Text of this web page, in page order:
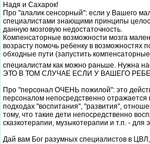
Надя и Сахарок!
Про "алалик сенсорный": если у Вашего
специалистами знающими принципы
данную мозговую недостаточность.
Компенсаторные возможности мозга
возрасту помочь ребенку в возможностях
обходные пути (запустить
специалистам как можно раньше. Нужна
ЭТО В ТОМ СЛУЧАЕ ЕСЛИ У ВАШЕГО
Про "персонал ОЧЕНЬ пожилой": это
персоналом непосредственно
подходах "воспитания", "развития",
тому, что такие дети непосредственно
сказкотерапии, музыкотерапии и т.п. -
Дай вам Бог разумных специалистов в